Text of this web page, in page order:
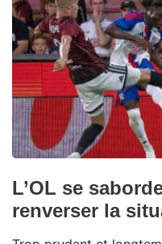
L’OL se
renverser la